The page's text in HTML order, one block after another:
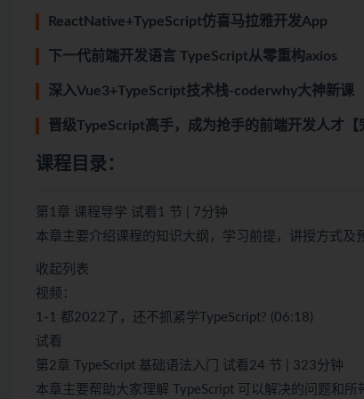
ReactNative+TypeScript仿喜马拉雅开发App
下一代前端开发语言 TypeScript从零重构axios
深入Vue3+TypeScript技术栈-coderwhy大神新课
晋级TypeScript高手，成为抢手的前端开发人才【
课程目录：
第1章 课程导学 试看1 节 | 7分钟
本章主要介绍课程的知识大纲，学习前提，讲授方式及
收起列表
视频：
1-1 都2022了，还不抓紧学TypeScript? (06:18)
试看
第2章 TypeScript 基础语法入门 试看24 节 | 323分钟
本章主要帮助大家理解 TypeScript 可以解决的问题和